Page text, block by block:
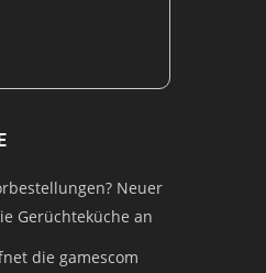
Neuer
Gerüchteküche an
die gamescom